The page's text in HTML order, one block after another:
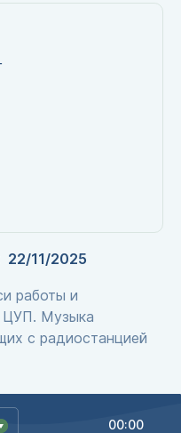
22/11/2025
работы и
ЦУП. Музыка
с радиостанцией
00:00